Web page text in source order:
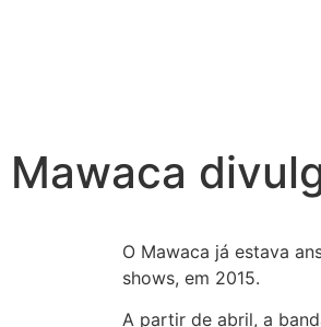
Mawaca
O Mawaca já estava
shows, em 2015.
A partir de abril, a